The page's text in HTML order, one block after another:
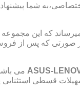
شما
که این
در صورتی که پس
ASUS- می
قسطی